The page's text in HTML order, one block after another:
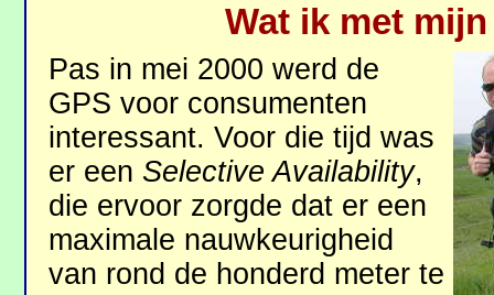
Wat ik met
Pas in mei 2000 werd de
GPS voor consumenten
interessant. Voor die tijd was
er een Selective Availability,
die ervoor zorgde dat er een
maximale nauwkeurigheid
van rond de honderd meter te